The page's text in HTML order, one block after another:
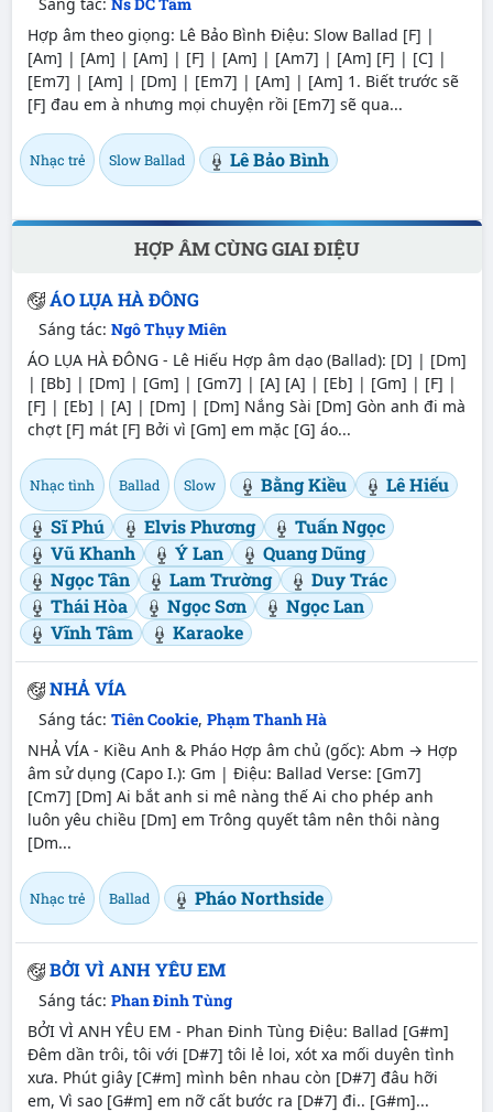
Hợp âm theo giọng: Lê Bảo Bình Điệu: Slow Ballad [F] |
[Am] | [Am] | [Am] | [F] | [Am] | [Am7] | [Am] [F] | [C] |
[Em7] | [Am] | [Dm] | [Em7] | [Am] | [Am] 1. Biết trước sẽ
[F] đau em à nhưng mọi chuyện rồi [Em7] sẽ qua...
Nhạc trẻ Slow Ballad Lê Bảo Bình
HỢP ÂM CÙNG GIAI ĐIỆU
ÁO LỤA HÀ ĐÔNG
Sáng tác: Ngô Thụy Miên
ÁO LỤA HÀ ĐÔNG - Lê Hiếu Hợp âm dạo (Ballad): [D] | [Dm]
| [Bb] | [Dm] | [Gm] | [Gm7] | [A] [A] | [Eb] | [Gm] | [F] |
[F] | [Eb] | [A] | [Dm] | [Dm] Nắng Sài [Dm] Gòn anh đi mà
chợt [F] mát [F] Bởi vì [Gm] em mặc [G] áo...
Nhạc tình Ballad Slow Bằng Kiều
Lê Hiếu
Sĩ Phú
Elvis Phương
Tuấn Ngọc
Vũ Khanh
Ý Lan
Quang Dũng
Ngọc Tân
Lam Trường
Duy Trác
Thái Hòa
Ngọc Sơn
Ngọc Lan
Vĩnh Tâm
Karaoke
NHẢ VÍA
Sáng tác: Tiên Cookie, Phạm Thanh Hà
NHẢ VÍA - Kiều Anh & Pháo Hợp âm chủ (gốc): Abm → Hợp
âm sử dụng (Capo I.): Gm | Điệu: Ballad Verse: [Gm7]
[Cm7] [Dm] Ai bắt anh si mê nàng thế Ai cho phép anh
luôn yêu chiều [Dm] em Trông quyết tâm nên thôi nàng
[Dm...
Nhạc trẻ Ballad Pháo Northside
BỞI VÌ ANH YÊU EM
Sáng tác: Phan Đinh Tùng
BỞI VÌ ANH YÊU EM - Phan Đinh Tùng Điệu: Ballad [G#m]
Đêm dần trôi, tôi với [D#7] tôi lẻ loi, xót xa mối duyên tình
xưa. Phút giây [C#m] mình bên nhau còn [D#7] đâu hỡi
em, Vì sao [G#m] em nỡ cất bước ra [D#7] đi.. [G#m]...